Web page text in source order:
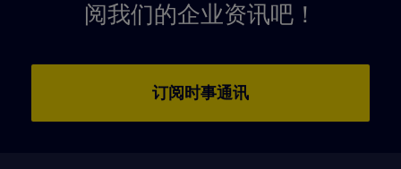
阅我们的企业资讯吧！
订阅时事通讯